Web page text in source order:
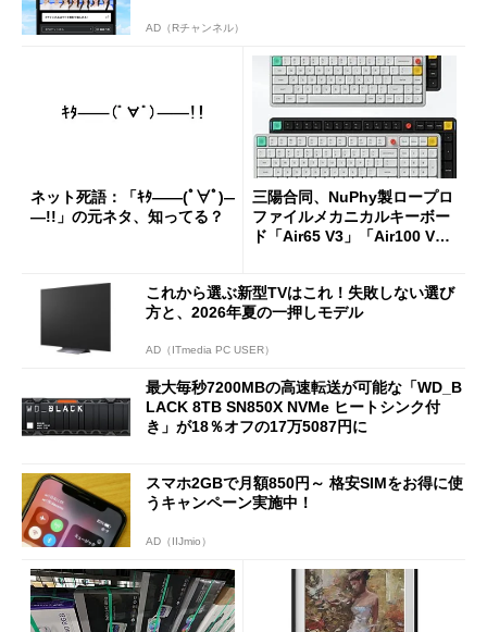
AD（Rチャンネル）
ネット死語：「ｷﾀ――(ﾟ∀ﾟ)―
―!!」の元ネタ、知ってる？
三陽合同、NuPhy製ロープロ
ファイルメカニカルキーボー
ド「Air65 V3」「Air100 V
これから選ぶ新型TVはこれ！失敗しない選び
方と、2026年夏の一押しモデル
AD（ITmedia PC USER）
最大毎秒7200MBの高速転送が可能な「WD_B
LACK 8TB SN850X NVMe ヒートシンク付
き」が18％オフの17万5087円に
スマホ2GBで月額850円～ 格安SIMをお得に使
うキャンペーン実施中！
AD（IIJmio）